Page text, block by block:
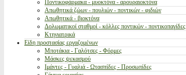
Ποντικοφάρμακα - μυοκτόνα - αρουραιοκτόνα
Απωθητικά ζώων - πουλιών - ποντικών - φιδιών
Απωθητικά - βιοκτόνα
Δολωματικοί σταθμοί - κόλλες ποντικών - ποντικοπαγίδες
Κτηνιατρικά
Είδη προστασίας εργαζομένων
Μποτάκια - Γαλότσες - Φόρμες
Μάσκες ψεκασμού
Ιμάντες - Γυαλιά - Ωτασπίδες - Προσωπίδες